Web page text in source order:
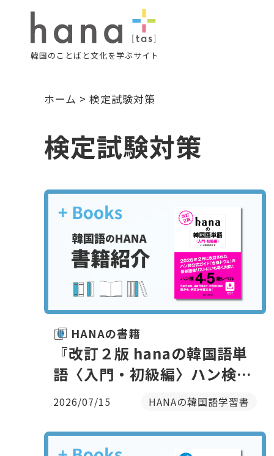
韓国のことばと文化を学ぶサイト
ホーム > 検定試験対策
検定試験対策
HANAの書籍
『改訂２版 hanaの韓国語単
語〈入門・初級編〉ハン検
４・５級レベル』（ミリネ韓
2026/07/15 HANAの韓国語学習書